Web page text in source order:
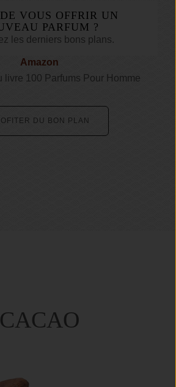
VOUS OFFRIR UN
PARFUM ?
les derniers bons plans.
Amazon
livre 100 Parfums Pour Homme
DU BON PLAN
CACAO